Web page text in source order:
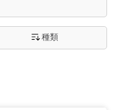
種類